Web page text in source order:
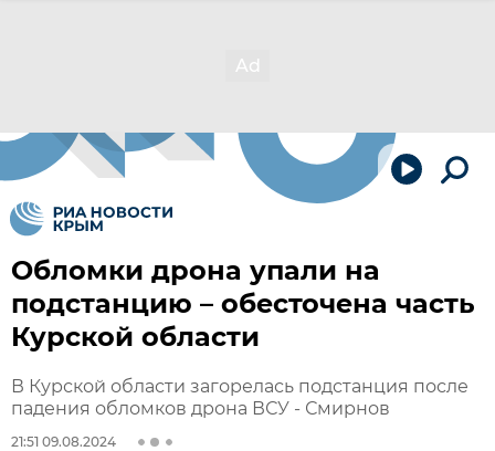
Обломки дрона упали на
подстанцию – обесточена часть
Курской области
В Курской области загорелась подстанция после
падения обломков дрона ВСУ - Смирнов
21:51 09.08.2024